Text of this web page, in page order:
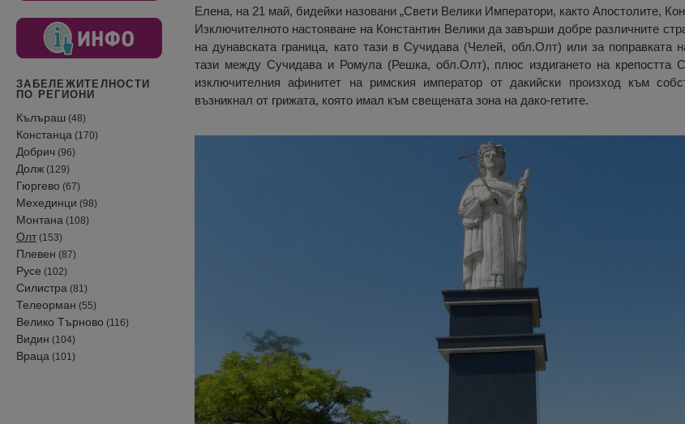
ЗАБЕЛЕЖИТЕЛНОСТИ
ПО РЕГИОНИ
Кълъраш (48)
Констанца (170)
Добрич (96)
Долж (129)
Гюргево (67)
Мехединци (98)
Монтана (108)
Олт (153)
Плевен (87)
Русе (102)
Силистра (81)
Телеорман (55)
Велико Търново (116)
Видин (104)
Враца (101)
Елена, на 21 май, бидейки назовани „Свети Велики Императори, както Апостолите,
Изключителното настояване на Константин Велики да завърши добре различните
на дунавската граница, като тази в Сучидава (Челей, обл.Олт) или за поправката
тази между Сучидава и Ромула (Решка, обл.Олт), плюс издигането на крепостта
изключителния афинитет на римския император от дакийски произход към
възникнал от грижата, която имал към свещената зона на дако-гетите.